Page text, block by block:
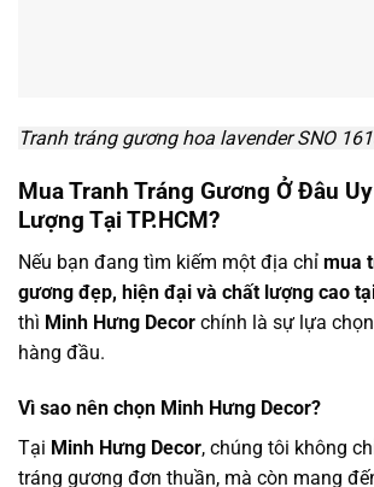
Tranh tráng gương hoa lavender SNO
Mua Tranh Tráng Gương Ở Đâu
Lượng Tại TP.HCM?
Nếu bạn đang tìm kiếm một địa chỉ mua
gương đẹp, hiện đại và chất lượng cao
thì Minh Hưng Decor chính là sự lựa
hàng đầu.
Vì sao nên chọn Minh Hưng Decor?
Tại Minh Hưng Decor, chúng tôi không
tráng gương đơn thuần, mà còn mang